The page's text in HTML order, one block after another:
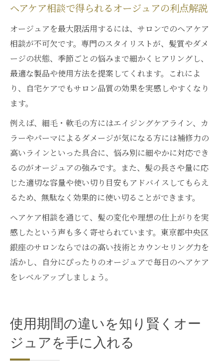
ヘアケア相談で得られるオージュアの利点解説
オージュアを最大限活用するには、サロンでのヘアケア
相談が不可欠です。専門のスタイリストが、髪質やダメ
ージの状態、季節ごとの悩みまで細かくヒアリングし、
最適な製品や使用方法を提案してくれます。これによ
り、自宅ケアでもサロン品質の効果を実感しやすくなり
ます。
例えば、細毛・軟毛の方にはエイジングケアライン、カ
ラーやパーマによるダメージが気になる方には補修力の
高いラインといった具合に、悩み別に細やかに対応でき
るのがオージュアの強みです。また、髪の長さや量に応
じた適切な容量や使い切り目安もアドバイスしてもらえ
るため、無駄なく効果的に使い切ることができます。
ヘアケア相談を通じて、髪の変化や理想の仕上がりを実
感したという声も多く寄せられています。東京都中央区
銀座のサロンならではの高い技術とカウンセリング力を
活かし、自分にぴったりのオージュアで毎日のヘアケア
をレベルアップしましょう。
使用期間の違いを知り賢くオー
ジュアを手に入れる